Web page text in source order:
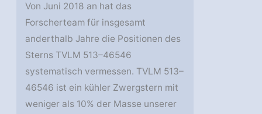
Von Juni 2018 an hat das
Forscherteam für insgesamt
anderthalb Jahre die Positionen des
Sterns TVLM 513–46546
systematisch vermessen. TVLM 513–
46546 ist ein kühler Zwergstern mit
weniger als 10% der Masse unserer